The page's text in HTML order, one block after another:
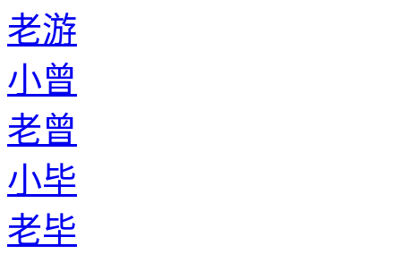
老游
小曾
老曾
小毕
老毕